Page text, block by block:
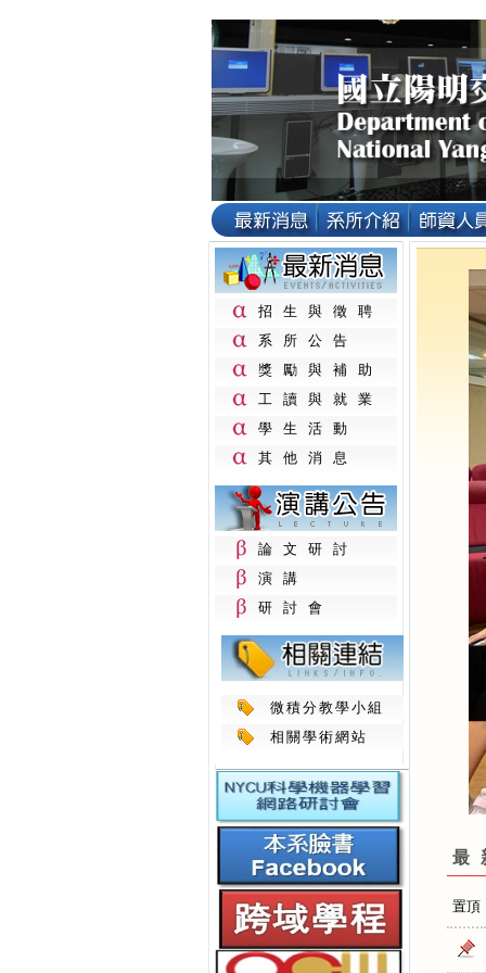
招生與徵聘
系所公告
獎勵與補助
工讀與就業
學生活動
其他消息
論文研討
演講
研討會
微積分教學小組
相關學術網站
最
置頂